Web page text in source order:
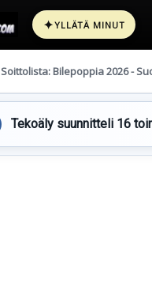
✦YLLÄTÄ MINUT
Soittolista: Bilepoppia 2026 -
Tekoäly suunnitteli 16